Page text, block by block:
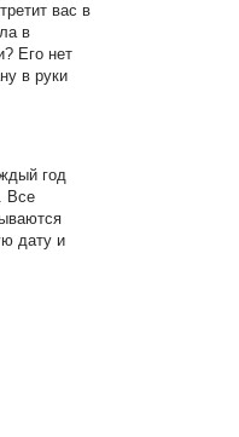
вас в
в
Его нет
в руки
год
Все
дату и